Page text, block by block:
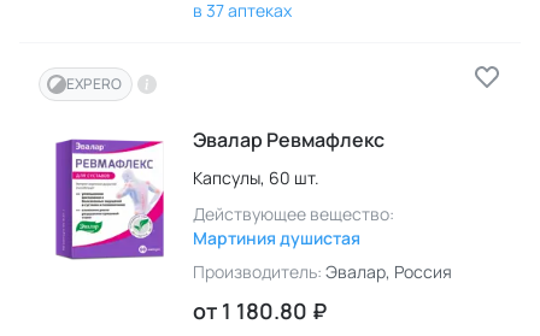
в 37 аптеках
EXPERO
Эвалар Ревмафлекс
Капсулы, 60 шт.
Действующее вещество:
Мартиния душистая
Производитель: Эвалар, Россия
от 1 180.80 ₽